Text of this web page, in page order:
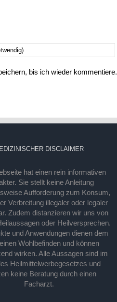
bis ich wieder kommentiere.
DISCLAIMER
hat einen rein informativen
Sie stellt keine Anleitung
Aufforderung zum Konsum,
Verbreitung illegaler oder legaler
Zudem distanzieren wir uns von
oder Heilversprechen.
und Anwendungen dienen dem
Wohlbefinden und können
wirken. Alle Aussagen sind im
Heilmittelwerbegesetzes und
keine Beratung durch einen
Facharzt.